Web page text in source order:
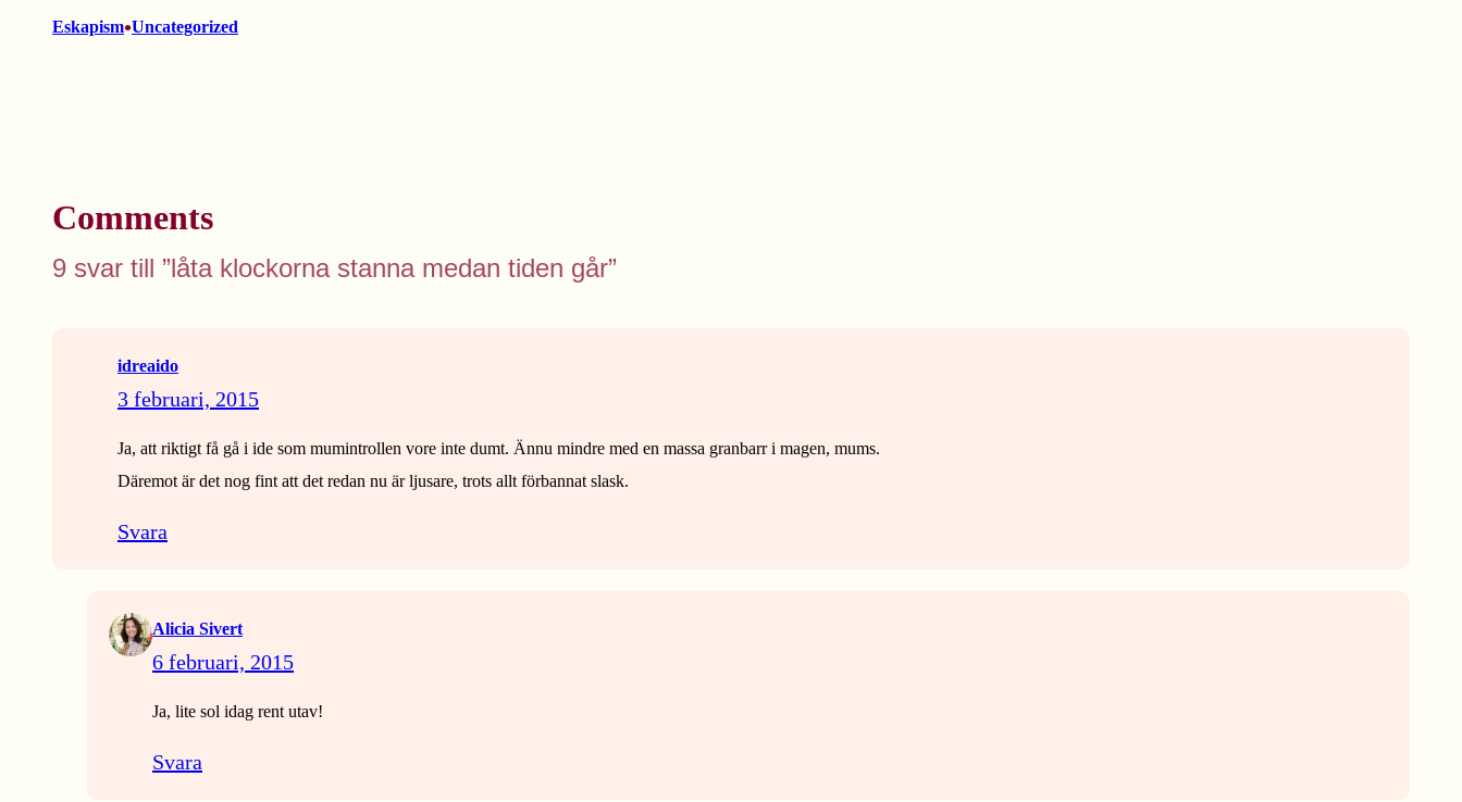
Eskapism•Uncategorized
Comments
9 svar till ”låta klockorna stanna medan tiden går”
idreaido
3 februari, 2015
Ja, att riktigt få gå i ide som mumintrollen vore inte dumt. Ännu mindre med en massa granbarr i magen, mums.
Däremot är det nog fint att det redan nu är ljusare, trots allt förbannat slask.
Svara
Alicia Sivert
6 februari, 2015
Ja, lite sol idag rent utav!
Svara